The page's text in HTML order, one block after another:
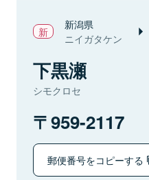
新潟県
ニイガタケン
下黒瀬
シモクロセ
959-2117
郵便番号をコピーする